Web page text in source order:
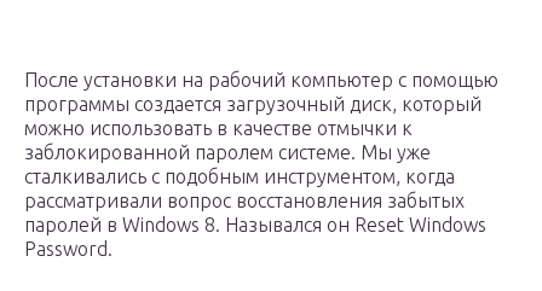
После установки на рабочий компьютер с помощью
программы создается загрузочный диск, который
можно использовать в качестве отмычки к
заблокированной паролем системе. Мы уже
сталкивались с подобным инструментом, когда
рассматривали вопрос восстановления забытых
паролей в Windows 8. Назывался он Reset Windows
Password.